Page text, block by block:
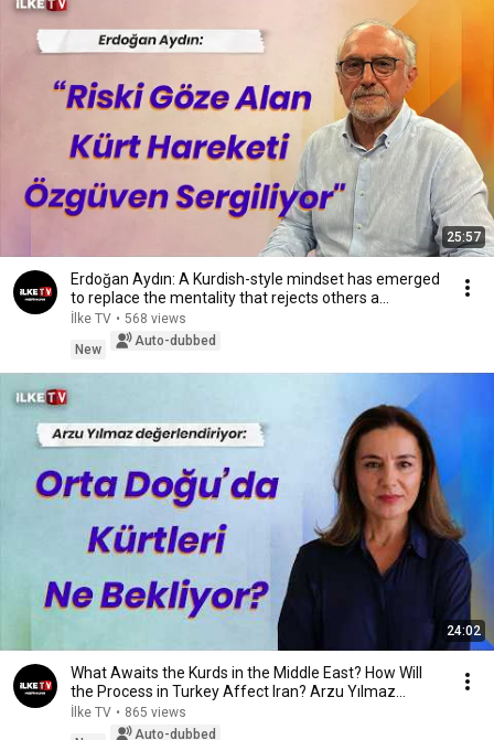
25:57
Erdoğan Aydın: A Kurdish-style mindset has emerged
to replace the mentality that rejects others a...
İlke TV • 568 views
New
Auto-dubbed
24:02
What Awaits the Kurds in the Middle East? How Will
the Process in Turkey Affect Iran? Arzu Yılmaz...
İlke TV • 865 views
Auto-dubbed